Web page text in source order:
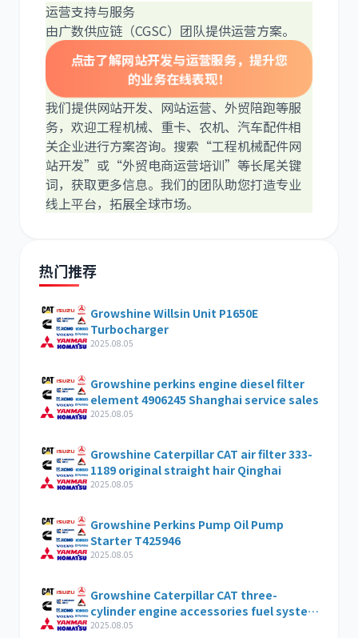
运营支持与服务
由广数供应链（CGSC）团队提供运营方案。
点击了解网站开发与运营服务，提升您
的业务在线表现！
我们提供网站开发、网站运营、外贸陪跑等服
务，欢迎工程机械、重卡、农机、汽车配件相
关企业进行方案咨询。搜索“工程机械配件网
站开发”或“外贸电商运营培训”等长尾关键
词，获取更多信息。我们的团队助您打造专业
线上平台，拓展全球市场。
热门推荐
Growshine Willsin Unit P1650E
Turbocharger
2025.08.05
Growshine perkins engine diesel filter
element 4906245 Shanghai service sales
2025.08.05
Growshine Caterpillar CAT air filter 333-
1189 original straight hair Qinghai
2025.08.05
Growshine Perkins Pump Oil Pump
Starter T425946
2025.08.05
Growshine Caterpillar CAT three-
cylinder engine accessories fuel system
inquiry
2025.08.05